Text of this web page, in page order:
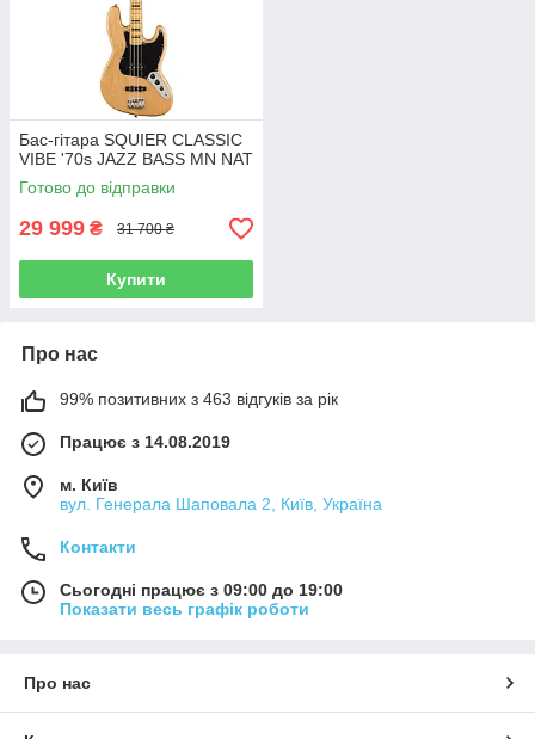
Бас-гітара SQUIER CLASSIC
VIBE '70s JAZZ BASS MN NAT
Готово до відправки
29 999 ₴ 31 700 ₴
Купити
Про нас
99% позитивних з 463 відгуків за рік
Працює з 14.08.2019
м. Київ
вул. Генерала Шаповала 2, Київ, Україна
Контакти
Сьогодні працює з 09:00 до 19:00
Показати весь графік роботи
Про нас